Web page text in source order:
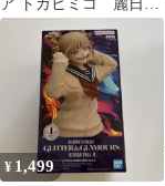
ア トガヒミコ 麗日お
茶子フィギュア 2種セ
¥ 1,499